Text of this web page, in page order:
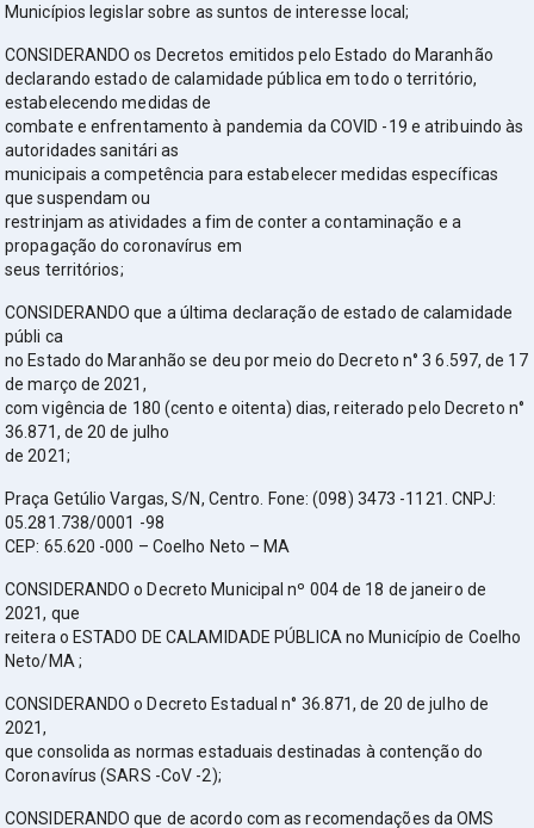
Municípios legislar sobre as suntos de interesse local;
CONSIDERANDO os Decretos emitidos pelo Estado do Maranhão
declarando estado de calamidade pública em todo o território,
estabelecendo medidas de
combate e enfrentamento à pandemia da COVID -19 e atribuindo às
autoridades sanitári as
municipais a competência para estabelecer medidas específicas
que suspendam ou
restrinjam as atividades a fim de conter a contaminação e a
propagação do coronavírus em
seus territórios;
CONSIDERANDO que a última declaração de estado de calamidade
públi ca
no Estado do Maranhão se deu por meio do Decreto n° 3 6.597, de 17
de março de 2021,
com vigência de 180 (cento e oitenta) dias, reiterado pelo Decreto n°
36.871, de 20 de julho
de 2021;
Praça Getúlio Vargas, S/N, Centro. Fone: (098) 3473 -1121. CNPJ:
05.281.738/0001 -98
CEP: 65.620 -000 – Coelho Neto – MA
CONSIDERANDO o Decreto Municipal nº 004 de 18 de janeiro de
2021, que
reitera o ESTADO DE CALAMIDADE PÚBLICA no Município de Coelho
Neto/MA ;
CONSIDERANDO o Decreto Estadual n° 36.871, de 20 de julho de
2021,
que consolida as normas estaduais destinadas à contenção do
Coronavírus (SARS -CoV -2);
CONSIDERANDO que de acordo com as recomendações da OMS